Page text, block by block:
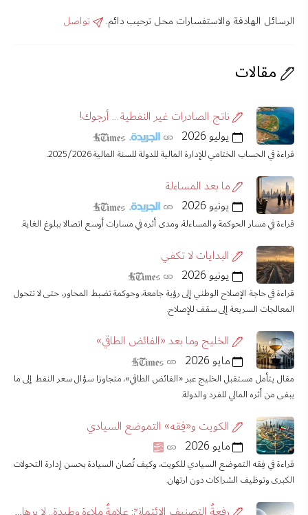
الرسائل الهادفة والاستفسارات محل ترحيب دائم. تواصل
مقالات
ناتج الصادرات غير النفطية... أرجوك!
يوليو 2026
قراءة في الحساب الختامي للإدارة المالية للدولة للسنة المالية 2025/2026.
ما بعد المساءلة
يونيو 2026
قراءة في مسار الحوكمة والمساءلة، ومدى أثره في مسارات أوسع اتصالا ببلوغ الغاية.
البدايات لا تكفي
يونيو 2026
قراءة في حاجة الإصلاح الوطني إلى رؤية جامعة، وحوكمة تضبط المحاور، حتى لا تتحول
المعالجات السريعة إلى سقف للإصلاح.
الخليج وما بعد «الفائض الطاقي»
مايو 2026
مقال يتأمل مستقبل الخليج عبر «الفائض الطاقي»، متجاوزا سؤال سعر النفط إلى ما
يبقى من أثره المالي للفرد والدولة.
الكويت و«فِقه» التموضع السيادي
مايو 2026
قراءة في فِقه التموضع السيادي للكويت، وكيف تُصان السيادة بحسن إدارة التحولات
الكبرى وتوظيف الشراكات دون ارتهان.